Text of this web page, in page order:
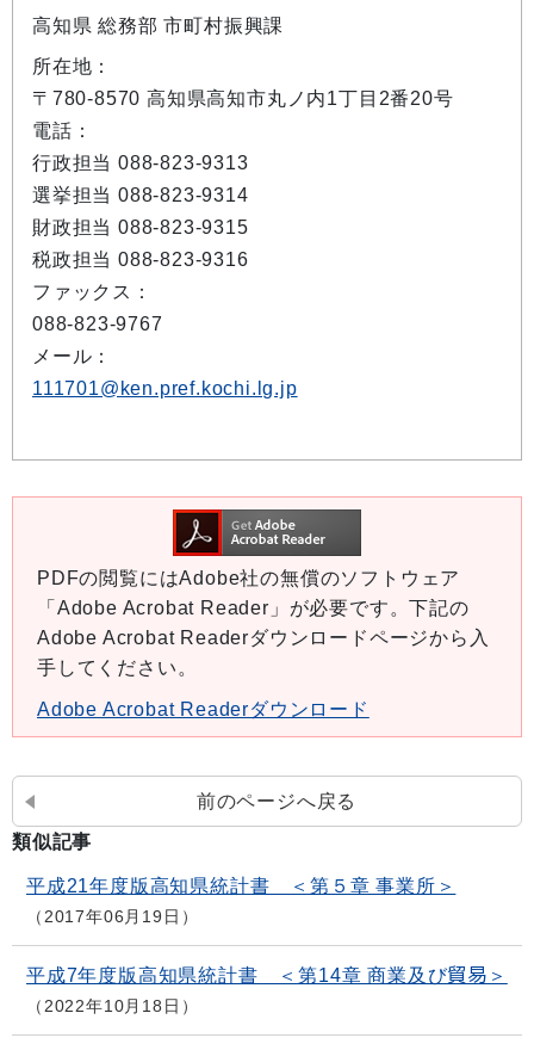
高知県 総務部 市町村振興課
所在地：
〒780-8570 高知県高知市丸ノ内1丁目2番20号
電話：
行政担当 088-823-9313
選挙担当 088-823-9314
財政担当 088-823-9315
税政担当 088-823-9316
ファックス：
088-823-9767
メール：
111701@ken.pref.kochi.lg.jp
PDFの閲覧にはAdobe社の無償のソフトウェア
「Adobe Acrobat Reader」が必要です。下記の
Adobe Acrobat Readerダウンロードページから入
手してください。
Adobe Acrobat Readerダウンロード
前のページへ戻る
類似記事
平成21年度版高知県統計書 ＜第５章 事業所＞
2017年06月19日
平成7年度版高知県統計書 ＜第14章 商業及び貿易＞
2022年10月18日